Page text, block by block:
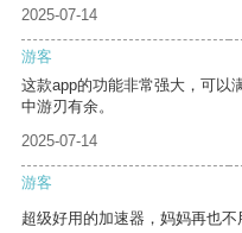
2025-07-14
游客
这款app的功能非常强大，可以
中游刃有余。
2025-07-14
游客
超级好用的加速器，妈妈再也不